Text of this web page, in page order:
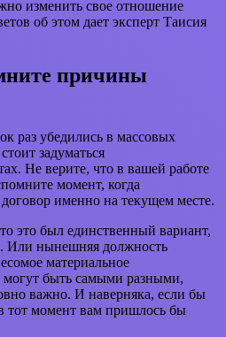
изменить свое отношение
об этом дает эксперт Таисия
причины
раз убедились в массовых
задуматься
Не верите, что в вашей работе
момент, когда
именно на текущем месте.
это был единственный вариант,
Или нынешняя должность
материальное
быть самыми разными,
важно. И наверняка, если бы
тот момент вам пришлось бы